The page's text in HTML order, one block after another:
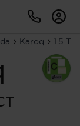
Karoq 1.5